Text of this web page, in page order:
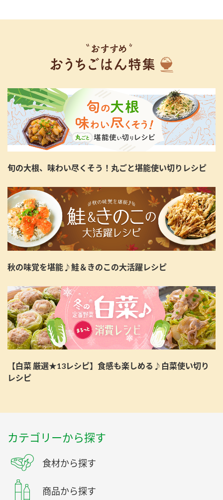
旬の大根、味わい尽くそう！丸ごと堪能使い切りレシピ
秋の味覚を堪能♪鮭＆きのこの大活躍レシピ
【白菜 厳選★13レシピ】食感も楽しめる♪白菜使い切り
レシピ
カテゴリーから探す
食材から探す
商品から探す